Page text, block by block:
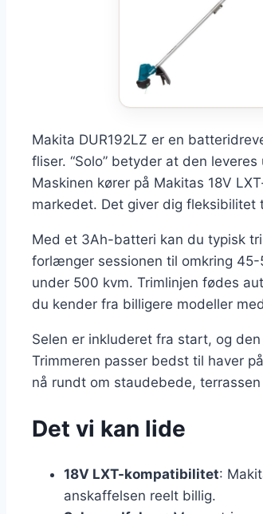
Makita DUR192LZ er en
fliser. “Solo” betyder at den
Maskinen kører på Makitas 18V
markedet. Det giver dig
Med et 3Ah-batteri kan du typisk
forlænger sessionen til omkring
under 500 kvm. Trimlinjen fødes
du kender fra billigere modeller
Selen er inkluderet fra start, og
Trimmeren passer bedst til haver
nå rundt om staudebede,
Det vi kan lide
18V LXT-kompatibilitet:
anskaffelsen reelt billig.